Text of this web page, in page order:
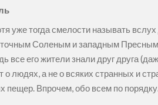
уже тогда смелости называть
Соленым и западным
его жители знали друг друга
о людях, а не о всяких странных и
пещер. Впрочем, обо всем по